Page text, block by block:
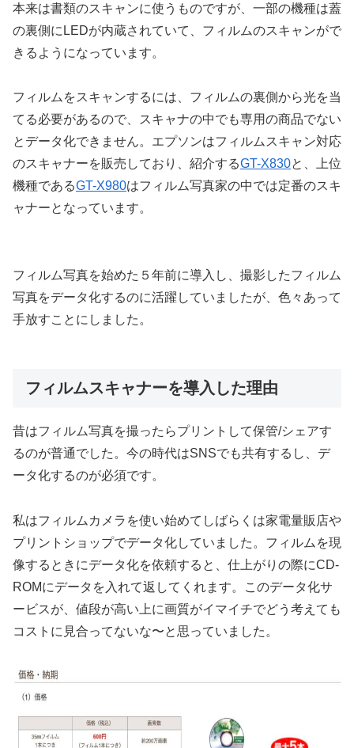
本来は書類のスキャンに使うものですが、一部の機種は蓋
の裏側にLEDが内蔵されていて、フィルムのスキャンがで
きるようになっています。
フィルムをスキャンするには、フィルムの裏側から光を当
てる必要があるので、スキャナの中でも専用の商品でない
とデータ化できません。エプソンはフィルムスキャン対応
のスキャナーを販売しており、紹介するGT-X830と、上位
機種であるGT-X980はフィルム写真家の中では定番のスキ
ャナーとなっています。
フィルム写真を始めた５年前に導入し、撮影したフィルム
写真をデータ化するのに活躍していましたが、色々あって
手放すことにしました。
フィルムスキャナーを導入した理由
昔はフィルム写真を撮ったらプリントして保管/シェアす
るのが普通でした。今の時代はSNSでも共有するし、デ
ータ化するのが必須です。
私はフィルムカメラを使い始めてしばらくは家電量販店や
プリントショップでデータ化していました。フィルムを現
像するときにデータ化を依頼すると、仕上がりの際にCD-
ROMにデータを入れて返してくれます。このデータ化サ
ービスが、値段が高い上に画質がイマイチでどう考えても
コストに見合ってないな〜と思っていました。